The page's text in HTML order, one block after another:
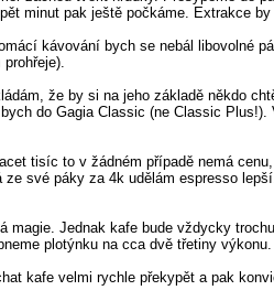
minut pak ještě počkáme. Extrakce
kávování bych se nebál
že by si na jeho základě někdo
do Gagia Classic (ne Classic
tisíc to v žádném případě nemá
své páky za 4k udělám espresso
magie. Jednak kafe bude vždycky
plotýnku na cca dvě třetiny
kafe velmi rychle překypět a pak